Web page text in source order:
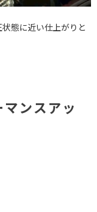
態に近い仕上がりと
ンスアッ